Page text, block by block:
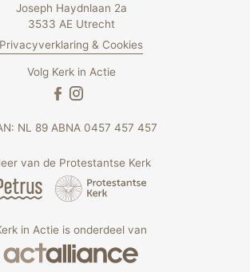
Joseph Haydnlaan 2a
3533 AE Utrecht
Privacyverklaring & Cookies
Volg Kerk in Actie
NL 89 ABNA 0457 457 457
van de Protestantse Kerk
in Actie is onderdeel van